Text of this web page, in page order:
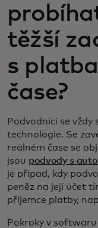
těžší
s
čase?
Podvodníci se vždy
technologie. Se
reálném čase se
jsou podvody s
je případ, kdy
peněz na její účet
příjemce platby,
Pokroky v